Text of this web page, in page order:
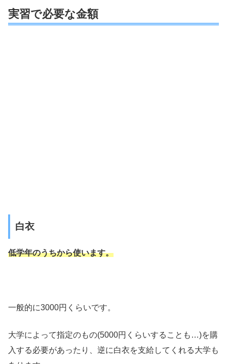
実習で必要な金額
白衣
低学年のうちから使います。
一般的に3000円くらいです。
大学によって指定のもの(5000円くらいすることも…)を購
入する必要があったり、逆に白衣を支給してくれる大学も